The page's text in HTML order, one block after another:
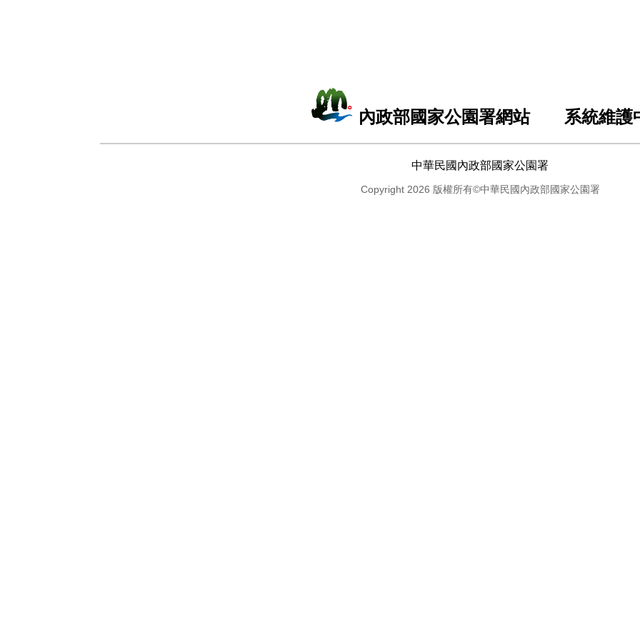
內政部國家公園署網站 系統維護
中華民國內政部國家公園署
Copyright 2026 版權所有©中華民國內政部國家公園署